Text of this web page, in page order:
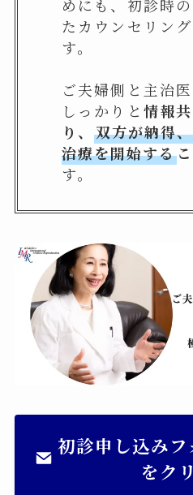
めにも、初診時
たカウンセリン
す。
ご夫婦側と主治
しっかりと 情報
り、 双方が納得
治療を開始する
す。
初診申し込み
をク